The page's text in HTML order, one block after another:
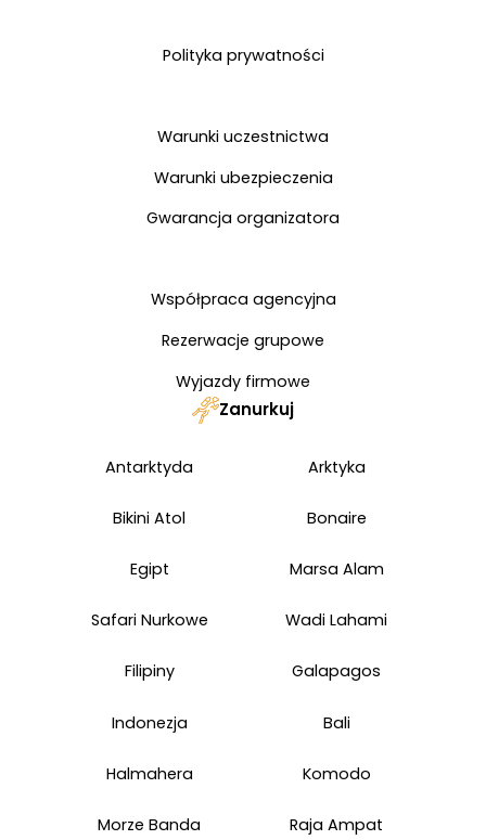
Polityka prywatności
Warunki uczestnictwa
Warunki ubezpieczenia
Gwarancja organizatora
Współpraca agencyjna
Rezerwacje grupowe
Wyjazdy firmowe
Zanurkuj
Antarktyda Arktyka
Bikini Atol Bonaire
Egipt Marsa Alam
Safari Nurkowe Wadi Lahami
Filipiny Galapagos
Indonezja Bali
Halmahera Komodo
Morze Banda Raja Ampat